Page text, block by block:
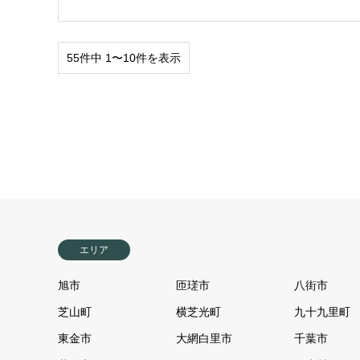
55件中 1〜10件を表示
エリア
旭市 匝瑳市 八街市
芝山町 横芝光町 九十九里町
東金市 大網白里市 千葉市